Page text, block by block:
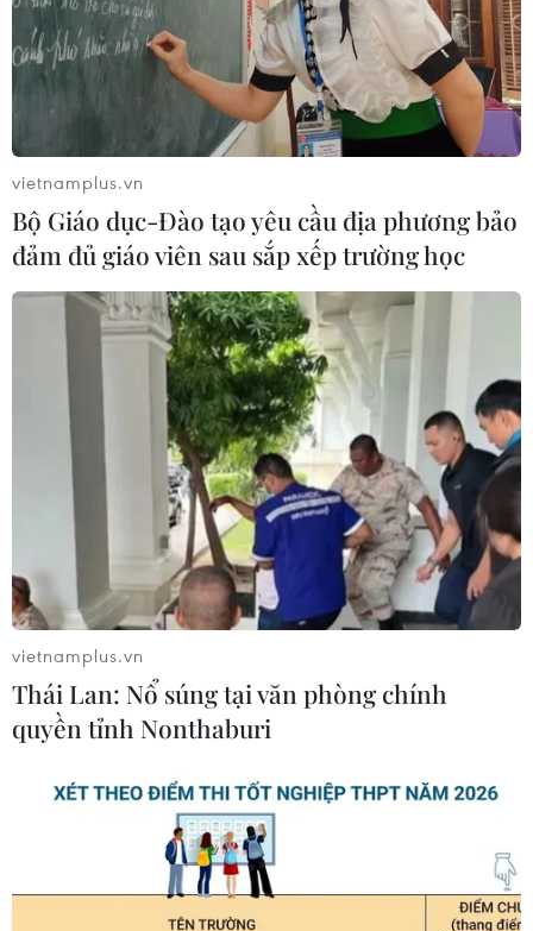
TIN CÙNG CHUYÊN MỤC
Đường ống xuyên Sahara-bước tiến
mới trong liên kết năng lượng châu
Phi
09/08/2026 15:41
Cộng hòa Dân chủ Congo ghi nhận
hơn 300 trẻ em tử vong do Ebola
08/08/2026 15:21
Giao tranh dữ dội ở miền Tây Libya,
nhiều tù nhân vượt ngục
vietnamplus.vn
Bộ Giáo dục-Đào tạo yêu cầu địa phương bảo
đảm đủ giáo viên sau sắp xếp trường học
vietnamplus.vn
Thái Lan: Nổ súng tại văn phòng chính
quyền tỉnh Nonthaburi